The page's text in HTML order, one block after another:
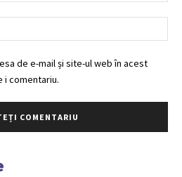
de e-mail și site-ul web în acest
i comentariu.